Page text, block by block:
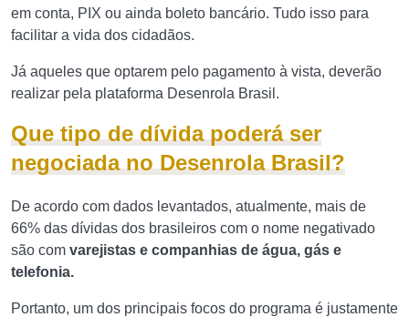
em conta, PIX ou ainda boleto bancário. Tudo isso para
facilitar a vida dos cidadãos.
Já aqueles que optarem pelo pagamento à vista, deverão
realizar pela plataforma Desenrola Brasil.
Que tipo de dívida poderá ser
negociada no Desenrola Brasil?
De acordo com dados levantados, atualmente, mais de
66% das dívidas dos brasileiros com o nome negativado
são com varejistas e companhias de água, gás e
telefonia.
Portanto, um dos principais focos do programa é justamente